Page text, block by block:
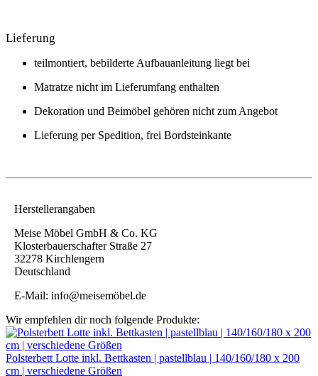
Lieferung
teilmontiert, bebilderte Aufbauanleitung liegt bei
Matratze nicht im Lieferumfang enthalten
Dekoration und Beimöbel gehören nicht zum Angebot
Lieferung per Spedition, frei Bordsteinkante
Herstellerangaben
Meise Möbel GmbH & Co. KG
Klosterbauerschafter Straße 27
32278 Kirchlengern
Deutschland
E-Mail: info@meisemöbel.de
Wir empfehlen dir noch folgende Produkte:
Polsterbett Lotte inkl. Bettkasten | pastellblau | 140/160/180 x 200
cm | verschiedene Größen